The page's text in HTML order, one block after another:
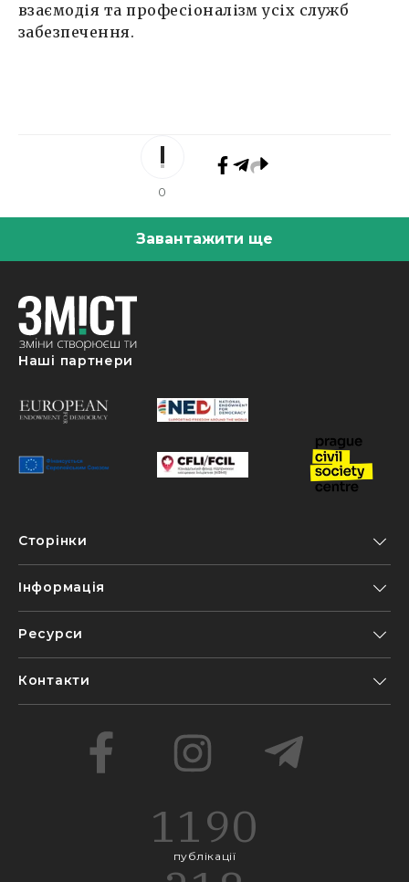
взаємодія та професіоналізм усіх служб
забезпечення.
0
Завантажити ще
Наші партнери
Сторінки
Інформація
Ресурси
Контакти
1190
публікації